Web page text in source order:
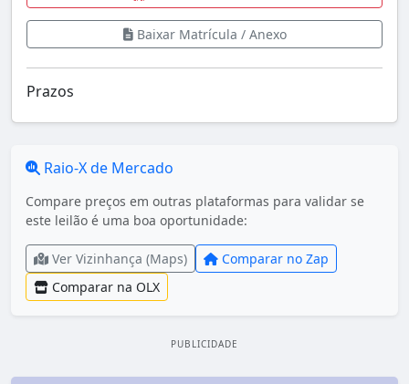
Baixar Matrícula / Anexo
Prazos
Raio-X de Mercado
Compare preços em outras plataformas para validar se
este leilão é uma boa oportunidade:
Ver Vizinhança (Maps)
Comparar no Zap
Comparar na OLX
PUBLICIDADE